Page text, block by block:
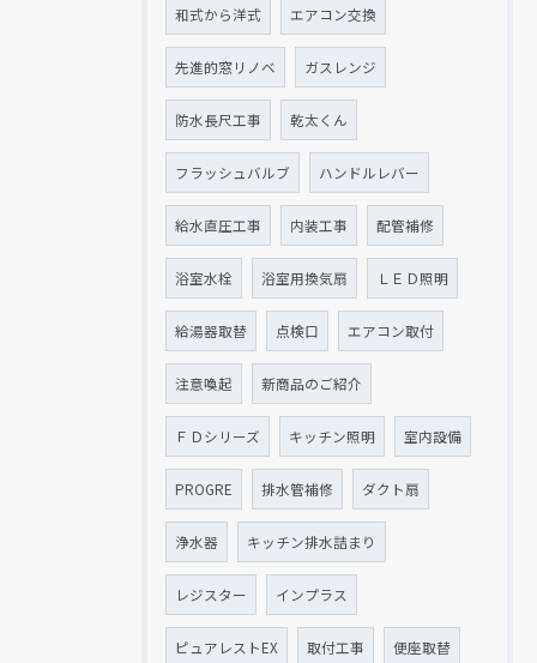
和式から洋式 エアコン交換
先進的窓リノベ ガスレンジ
防水長尺工事 乾太くん
フラッシュバルブ ハンドルレバー
給水直圧工事 内装工事 配管補修
浴室水栓 浴室用換気扇 ＬＥＤ照明
給湯器取替 点検口 エアコン取付
注意喚起 新商品のご紹介
ＦＤシリーズ キッチン照明 室内設備
PROGRE 排水管補修 ダクト扇
浄水器 キッチン排水詰まり
レジスター インプラス
ピュアレストEX 取付工事 便座取替